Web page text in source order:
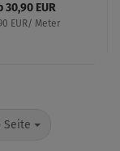
30,90 EUR
EUR/ Meter
Seite